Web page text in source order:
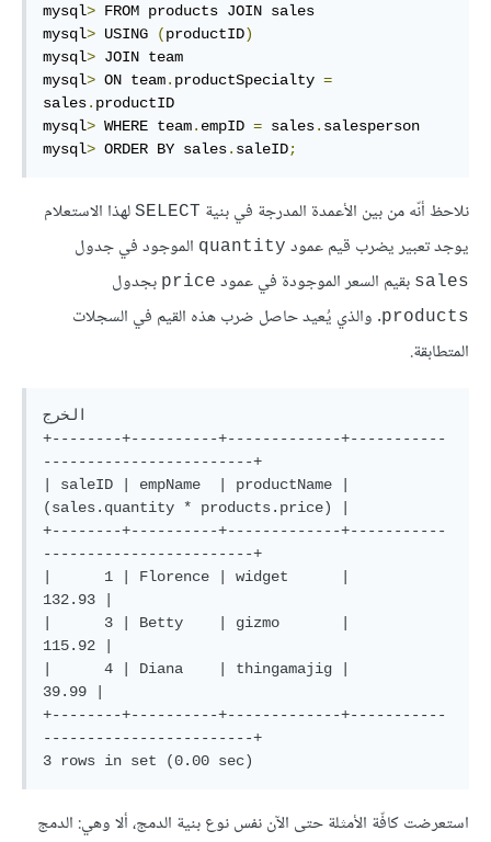
mysql> FROM products JOIN sales
mysql> USING (productID)
mysql> JOIN team
mysql> ON team. productSpecialty =
sales. productID
mysql> WHERE team. empID = sales. salesperson
mysql> ORDER BY sales. saleID;
نلاحظ أنّه من بين الأعمدة المدرجة في بنية SELECT لهذا الاستعلام
يوجد تعبير يضرب قيم عمود quantity الموجود في جدول
sales بقيم السعر الموجودة في عمود price بجدول
products. والذي يُعيد حاصل ضرب هذه القيم في السجلات
المتطابقة.
الخرج
+--------+----------+-------------+-----------
------------------------+
| saleID | empName  | productName |
(sales.quantity * products.price) |
+--------+----------+-------------+-----------
------------------------+
|      1 | Florence | widget      |
132.93 |
|      3 | Betty    | gizmo       |
115.92 |
|      4 | Diana    | thingamajig |
39.99 |
+--------+----------+-------------+-----------
------------------------+
استعرضت كافّة الأمثلة حتى الآن نفس نوع بنية الدمج، ألا وهي: الدمج